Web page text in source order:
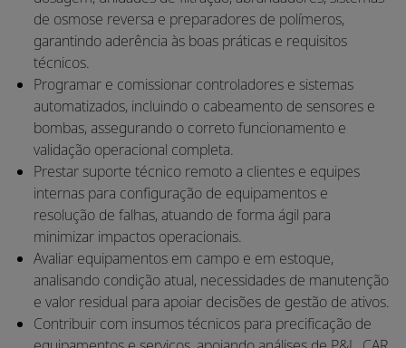
de osmose reversa e preparadores de polímeros,
garantindo aderência às boas práticas e requisitos
técnicos.
Programar e comissionar controladores e sistemas
automatizados, incluindo o cabeamento de sensores e
bombas, assegurando o correto funcionamento e
validação operacional completa.
Prestar suporte técnico remoto a clientes e equipes
internas para configuração de equipamentos e
resolução de falhas, atuando de forma ágil para
minimizar impactos operacionais.
Avaliar equipamentos em campo e em estoque,
analisando condição atual, necessidades de manutenção
e valor residual para apoiar decisões de gestão de ativos.
Contribuir com insumos técnicos para precificação de